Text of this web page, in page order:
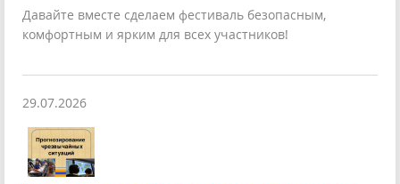
Давайте вместе сделаем фестиваль безопасным,
комфортным и ярким для всех участников!
29.07.2026